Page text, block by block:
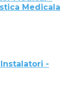
Medicala
-